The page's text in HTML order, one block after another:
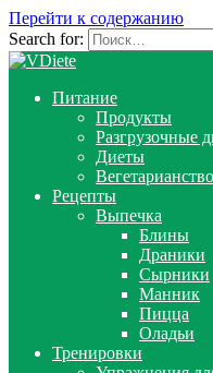
Перейти к содержанию
Search for:
Питание
Продукты
Разгрузочные
Диеты
Вегетарианство
Рецепты
Выпечка
Блины
Драники
Сырники
Манник
Пицца
Оладьи
Тренировки